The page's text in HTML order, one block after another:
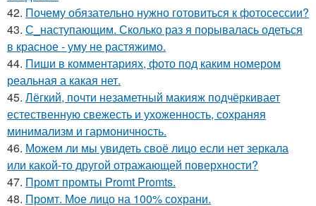
42. Почему обязательно нужно готовиться к фотосессии?
43. С_наступающим. Сколько раз я порывалась одеться
в красное - уму не растяжимо.
44. Пиши в комментариях, фото под каким номером
реальная а какая нет.
45. Лёгкий, почти незаметный макияж подчёркивает
естественную свежесть и ухоженность, сохраняя
минимализм и гармоничность.
46. Можем ли мы увидеть своё лицо если нет зеркала
или какой-то другой отражающей поверхности?
47. Промт промты Promt Promts.
48. Промт. Мое лицо на 100% сохрани.